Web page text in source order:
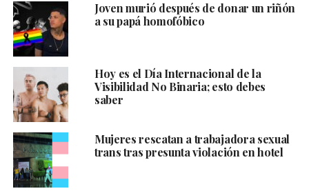
Joven murió después de donar un riñón
a su papá homofóbico
Hoy es el Día Internacional de la
Visibilidad No Binaria; esto debes
saber
Mujeres rescatan a trabajadora sexual
trans tras presunta violación en hotel